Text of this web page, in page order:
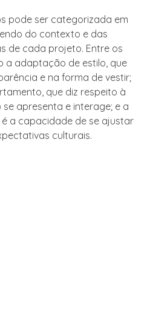
pode ser categorizada em
do contexto e das
de cada projeto. Entre os
a adaptação de estilo, que
e na forma de vestir;
que diz respeito à
apresenta e interage; e a
a capacidade de se ajustar
culturais.